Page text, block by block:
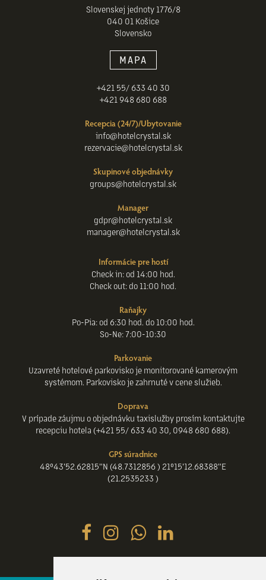
Slovenskej jednoty 1776/8
040 01 Košice
Slovensko
MAPA
+421 55/ 633 40 30
+421 948 680 688
Recepcia (24/7)/Ubytovanie
info@hotelcrystal.sk
rezervacie@hotelcrystal.sk
Skupinové objednávky
groups@hotelcrystal.sk
Manager
gdpr@hotelcrystal.sk
manager@hotelcrystal.sk
Informácie pre hostí
Check in: od 14:00 hod.
Check out: do 11:00 hod.
Raňajky
Po-Pia: od 6:30 hod. do 10:00 hod.
So-Ne: 7:00-10:30
Parkovanie
Uzavreté hotelové parkovisko je monitorované kamerovým
systémom. Parkovisko je zahrnuté v cene služieb.
Doprava
V prípade záujmu o objednávku taxislužby prosím kontaktujte
recepciu hotela (+421 55/ 633 40 30, 0948 680 688).
GPS súradnice
48°43'52.62815"N (48.7312856 ) 21°15'12.68388"E
(21.2535233 )